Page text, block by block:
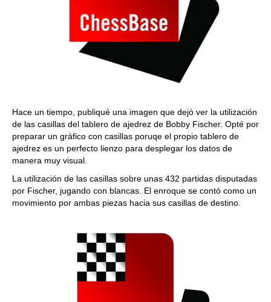
Hace un tiempo, publiqué una imagen que dejó ver la utilización
de las casillas del tablero de ajedrez de Bobby Fischer. Opté por
preparar un gráfico con casillas poruqe el propio tablero de
ajedrez es un perfecto lienzo para desplegar los datos de
manera muy visual.
La utilización de las casillas sobre unas 432 partidas disputadas
por Fischer, jugando con blancas. El enroque se contó como un
movimiento por ambas piezas hacia sus casillas de destino.